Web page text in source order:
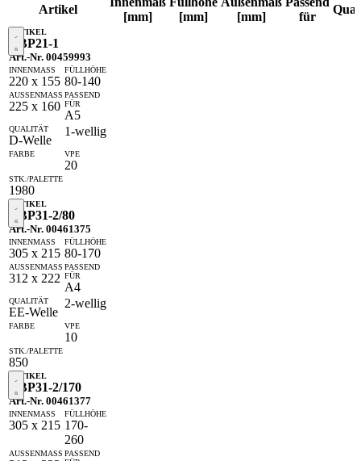
Artikel
[mm]
[mm]
[mm]
für
VBP21-1
Art.-Nr. 00459993
220 x 155 80-140
225 x 160
A5
D-Welle
1-wellig
20
1980
VBP31-2/80
Art.-Nr. 00461375
305 x 215 80-170
312 x 222
A4
EE-Welle
2-wellig
10
850
VBP31-2/170
Art.-Nr. 00461377
305 x 215 170-
260